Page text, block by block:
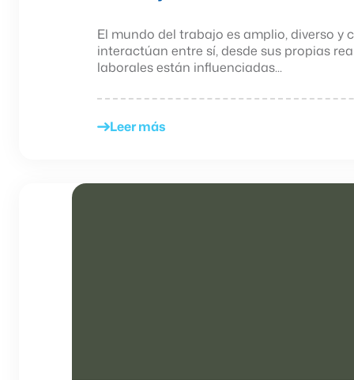
El mundo del trabajo es amplio, diverso
interactúan entre sí, desde sus propias
laborales están influenciadas...
Leer más